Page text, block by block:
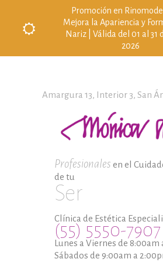
Promoción en
Mejora la Apariencia y
Nariz | Válida del 01 al 31
2026
Amargura 13, Interior 3, San
Profesionales en el
de tu
Ser
Clínica de Estética
(55) 5550-7907
Lunes a Viernes de 8:00am
Sábados de 9:00am a